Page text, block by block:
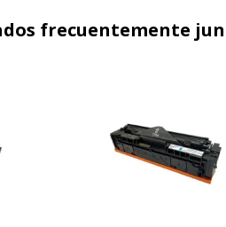
frecuentemente